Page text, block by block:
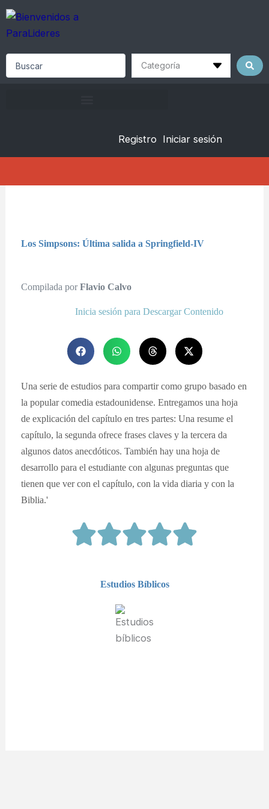
Skip
content
Registro Iniciar sesión
Los Simpsons: Última salida a Springfield-IV
Compilada porFlavio Calvo
Inicia sesión para Descargar Contenido
Una serie de estudios para compartir como grupo basado en
la popular comedia estadounidense. Entregamos una hoja
de explicación del capítulo en tres partes: Una resume el
capítulo, la segunda ofrece frases claves y la tercera da
algunos datos anecdóticos. También hay una hoja de
desarrollo para el estudiante con algunas preguntas que
tienen que ver con el capítulo, con la vida diaria y con la
Biblia.'
Estudios Bíblicos